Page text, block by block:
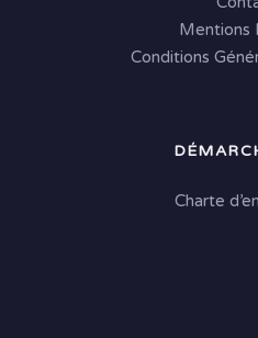
Mentions
Conditions
Charte